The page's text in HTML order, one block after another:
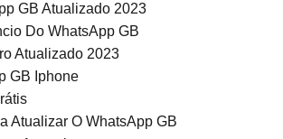
GB Atualizado 2023
Do WhatsApp GB
Atualizado 2023
GB Iphone
Atualizar O WhatsApp GB